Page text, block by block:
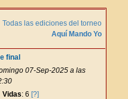
Todas las ediciones del torneo
Aquí Mando Yo
final
07-Sep-2025 a las
Vidas: 6 [?]